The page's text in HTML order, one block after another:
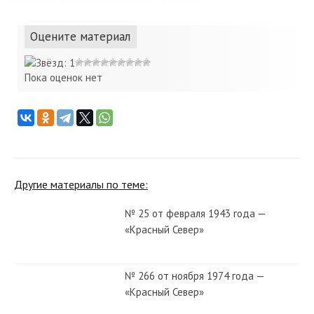
Оцените материал
Пока оценок нет
Другие материалы по теме:
№ 25 от февраля 1943 года —
«Красный Север»
№ 266 от ноября 1974 года —
«Красный Север»